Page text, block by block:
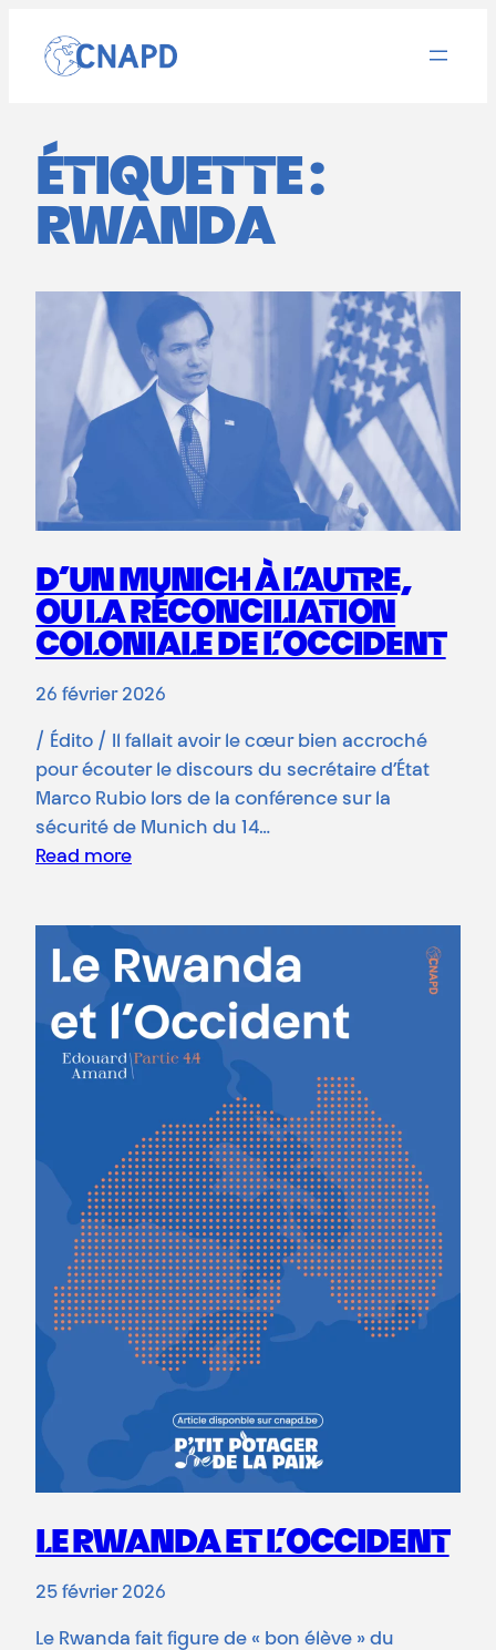
contenu
ÉTIQUETTE :
RWANDA
D’UN MUNICH À L’AUTRE,
OU LA RÉCONCILIATION
COLONIALE DE L’OCCIDENT
26 février 2026
/ Édito / Il fallait avoir le cœur bien accroché
pour écouter le discours du secrétaire d’État
Marco Rubio lors de la conférence sur la
sécurité de Munich du 14…
Read more
LE RWANDA ET L’OCCIDENT
25 février 2026
Le Rwanda fait figure de « bon élève » du